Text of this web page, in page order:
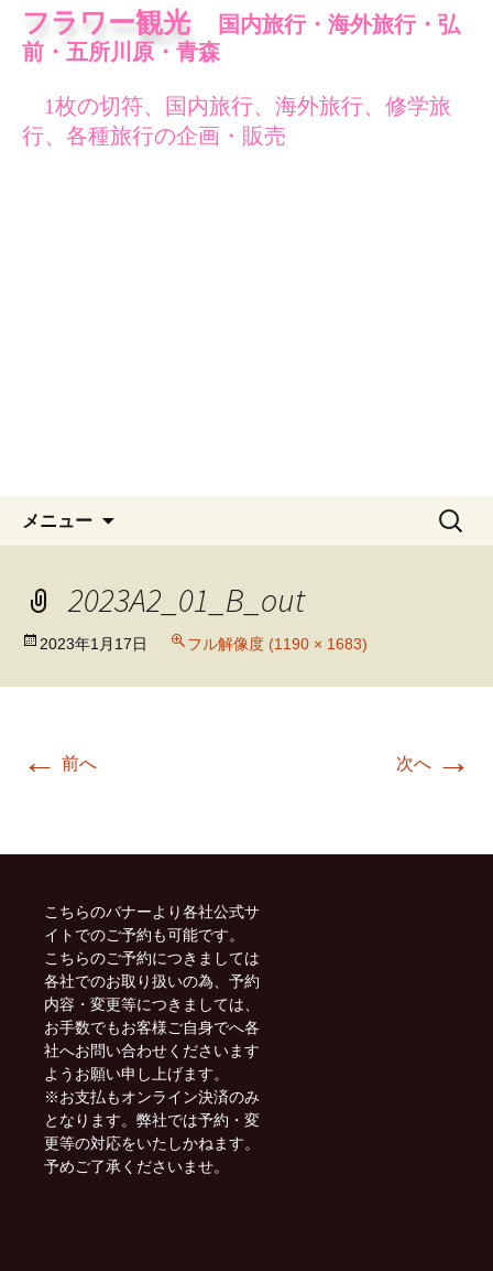
フラワー観光
国内旅行・海外旅行・弘
前・五所川原・青森
1枚の切符、国内旅行、海外旅行、修学旅
行、各種旅行の企画・販売
メニュー
ン
ツ
へ
検
2023A2_01_B_out
2023年1月17日 フル解像度 (1190 × 1683)
← 前へ 次へ →
こちらのバナーより各社公式サ
イトでのご予約も可能です。
こちらのご予約につきましては
各社でのお取り扱いの為、予約
内容・変更等につきましては、
お手数でもお客様ご自身でへ各
社へお問い合わせくださいます
ようお願い申し上げます。
※お支払もオンライン決済のみ
となります。弊社では予約・変
更等の対応をいたしかねます。
予めご了承くださいませ。